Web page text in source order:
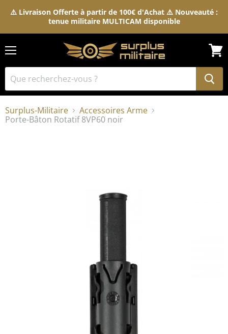
⚠️ Livraison Offerte à partir de 100€ d'Achat ⚠️ Nouveauté :
tenue militaire MULTICAM disponible
le
Surplus-Militaire
Accessoires Arme
Porte-Bâton Rotatif 8VP60 noir